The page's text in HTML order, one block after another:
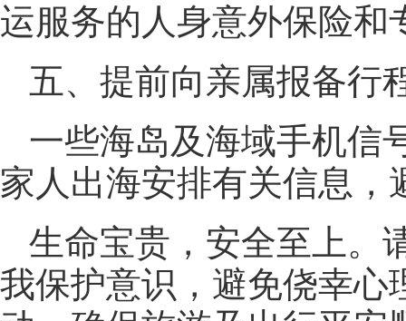
运服务的人身意外保险和
五、提前向亲属报备行
一些海岛及海域手机信
家人出海安排有关信息，
生命宝贵，安全至上。
我保护意识，避免侥幸心